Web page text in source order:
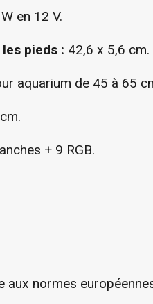
en 12 V.
pieds : 42,6 x 5,6 cm.
aquarium de 45 à 65
+ 9 RGB.
aux normes